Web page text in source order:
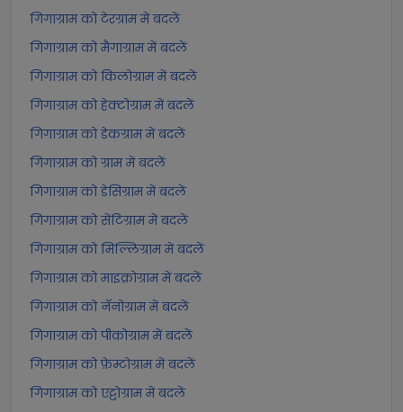
गिगाग्राम को टेरग्राम में बदलें
गिगाग्राम को मैगाग्राम में बदलें
गिगाग्राम को किलोग्राम में बदलें
गिगाग्राम को हेक्टोग्राम में बदलें
गिगाग्राम को डेकग्राम में बदलें
गिगाग्राम को ग्राम में बदलें
गिगाग्राम को डेसिग्राम में बदलें
गिगाग्राम को सेंटिग्राम में बदलें
गिगाग्राम को मिल्लिग्राम में बदलें
गिगाग्राम को माइक्रोग्राम में बदलें
गिगाग्राम को नॅनोग्राम में बदलें
गिगाग्राम को पीकोग्राम में बदलें
गिगाग्राम को फ़ेम्टोग्राम में बदलें
गिगाग्राम को एट्टोग्राम में बदलें